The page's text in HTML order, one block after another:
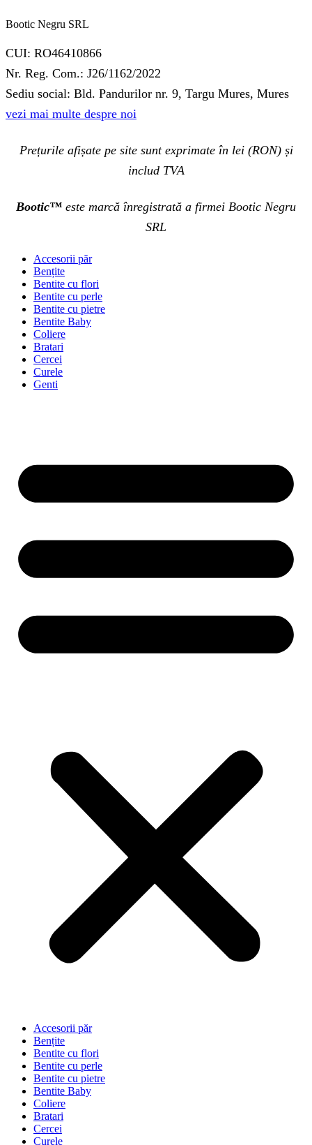
Bootic Negru SRL
CUI: RO46410866
Nr. Reg. Com.: J26/1162/2022
Sediu social: Bld. Pandurilor nr. 9, Targu Mures, Mures
vezi mai multe despre noi
Prețurile afișate pe site sunt exprimate în lei (RON) și
includ TVA
Bootic™ este marcă înregistrată a firmei Bootic Negru
SRL
Accesorii păr
Bențite
Bentite cu flori
Bentite cu perle
Bentite cu pietre
Bentite Baby
Coliere
Bratari
Cercei
Curele
Genti
Accesorii păr
Bențite
Bentite cu flori
Bentite cu perle
Bentite cu pietre
Bentite Baby
Coliere
Bratari
Cercei
Curele